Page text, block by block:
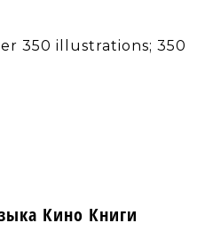
350 illustrations; 350
Кино Книги